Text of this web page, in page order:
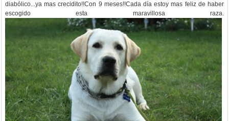
diabólico...ya mas crecidito!!Con 9 meses!!Cada día estoy mas feliz de haber
escogido esta maravillosa raza.